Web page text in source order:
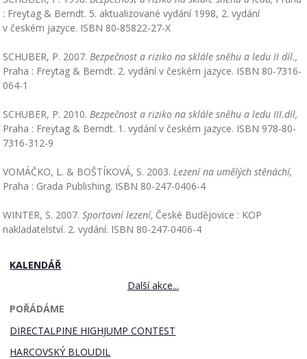
: Freytag & Berndt. 5. aktualizované vydání 1998, 2. vydání
v českém jazyce. ISBN 80-85822-27-X
SCHUBER, P. 2007.Bezpečnost a riziko na sklále sněhu a ledu II díl.,
Praha : Freytag & Berndt. 2. vydání v českém jazyce. ISBN 80-7316-
064-1
SCHUBER, P. 2010.Bezpečnost a riziko na sklále sněhu a ledu III.díl,
Praha : Freytag & Berndt. 1. vydání v českém jazyce. ISBN 978-80-
7316-312-9
VOMÁČKO, L. & BOŠTÍKOVÁ, S. 2003.Lezení na umělých stěnáchí,
Praha : Grada Publishing. ISBN 80-247-0406-4
WINTER, S. 2007.Sportovní lezení, České Budějovice : KOP
nakladatelství. 2. vydání. ISBN 80-247-0406-4
KALENDÁŘ
Další akce...
POŘÁDÁME
DIRECTALPINE HIGHJUMP CONTEST
HARCOVSKÝ BLOUDIL